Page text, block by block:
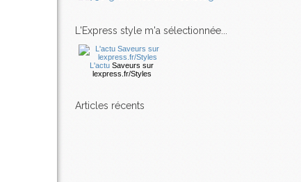
L'Express style m'a sélectionnée...
L'actu Saveurs sur
lexpress.fr/Styles
articles récents